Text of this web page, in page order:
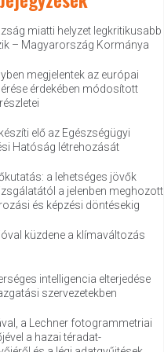
miatti helyzet legkritikusabb
– Magyarország Kormánya
megjelentek az európai
érdekében módosított
elő az Egészségügyi
Hatóság létrehozását
a lehetséges jövők
a jelenben meghozott
és képzési döntésekig
küzdene a klímaváltozás
intelligencia elterjedése
szervezetekben
a Lechner fotogrammetriai
a hazai téradat-